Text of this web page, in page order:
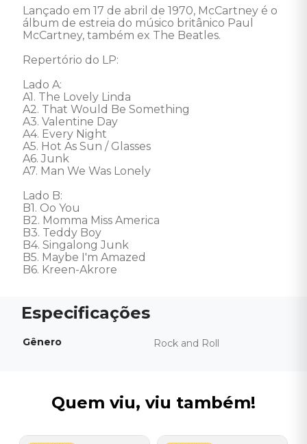
Lançado em 17 de abril de 1970, McCartney é o
álbum de estreia do músico britânico Paul
McCartney, também ex The Beatles.
Repertório do LP:
Lado A:
A1. The Lovely Linda
A2. That Would Be Something
A3. Valentine Day
A4. Every Night
A5. Hot As Sun / Glasses
A6. Junk
A7. Man We Was Lonely
Lado B:
B1. Oo You
B2. Momma Miss America
B3. Teddy Boy
B4. Singalong Junk
B5. Maybe I'm Amazed
B6. Kreen-Akrore
Gênero Rock and Roll
Quem viu, viu também!